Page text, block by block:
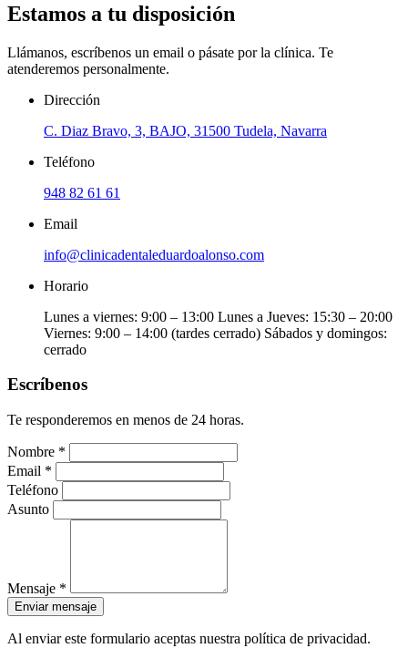
Estamos a tu disposición
Llámanos, escríbenos un email o pásate por la clínica. Te
atenderemos personalmente.
Dirección
C. Diaz Bravo, 3, BAJO, 31500 Tudela, Navarra
Teléfono
948 82 61 61
Email
info@clinicadentaleduardoalonso.com
Horario
Lunes a viernes: 9:00 – 13:00 Lunes a Jueves: 15:30 – 20:00
Viernes: 9:00 – 14:00 (tardes cerrado) Sábados y domingos:
cerrado
Escríbenos
Te responderemos en menos de 24 horas.
Nombre *
Email *
Teléfono
Asunto
Mensaje *
Enviar mensaje
Al enviar este formulario aceptas nuestra política de privacidad.